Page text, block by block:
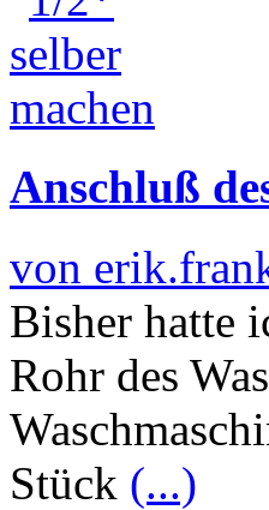
Anschluß
von
Bisher hatte
Rohr des
Stück (...)